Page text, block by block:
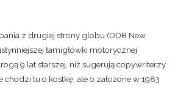
z drugiej strony globu (DDB New
łamigłówki motorycznej
9 lat starszej, niż sugerują copywriterzy
chodzi tu o kostkę, ale o założone w 1983